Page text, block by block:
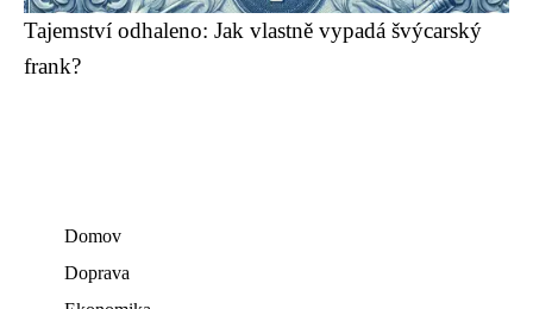
Tajemství odhaleno: Jak vlastně vypadá švýcarský
frank?
Domov
Doprava